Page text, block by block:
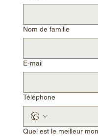
Nom de famille
E‑mail
Téléphone
Quel est le meilleur